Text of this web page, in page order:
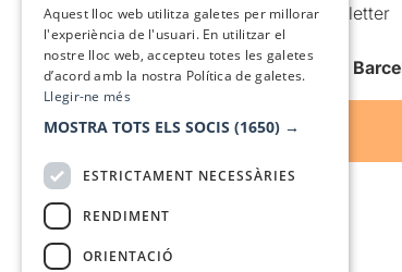
Comunicacions comercials i Newsletter
Anuncia’t
Vull rebre la newsletter de Teatre
Amb el suport de
Aquest lloc web utilitza galetes per millorar
l'experiència de l'usuari. En utilitzar el
nostre lloc web, accepteu totes les galetes
d’acord amb la nostra Política de galetes.
Llegir-ne més
MOSTRA TOTS ELS SOCIS (1650) →
ESTRICTAMENT NECESSÀRIES
RENDIMENT
ORIENTACIÓ